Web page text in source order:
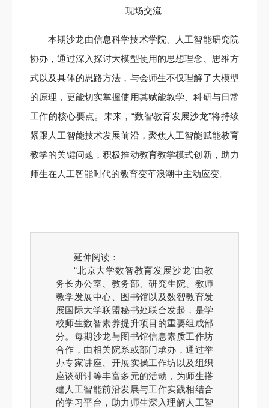
现场交流
本期沙龙由信息科学技术学院、人工智能研究院
协办，通过深入探讨大模型使用的思想理念、思维方
式以及具体的思路方法，与会师生不仅理解了大模型
的原理，更能切实掌握使用其赋能教学、科研与日常
工作的核心要点。未来，“数智教育发展沙龙”将持续
紧跟人工智能技术发展前沿，聚焦人工智能赋能教育
教学的关键问题，积极推动教育教学模式创新，助力
师生在人工智能时代的教育变革浪潮中主动应变。
延伸阅读：
“北京大学数智教育发展沙龙”由教
务长办公室、教务部、研究生院、教师
教学发展中心、图书馆以及数智教育发
展国际大学联盟秘书处联合发起，是学
校师生数智素养提升项目的重要组成部
分。每期沙龙与图书馆信息素质工作坊
合作，由相关院系或部门承办，通过举
办专家讲座、开展实操工作坊以及组织
座谈研讨等丰富多元的活动，为师生搭
建人工智能前沿发展与工作实践相结合
的学习平台，助力师生深入理解人工智